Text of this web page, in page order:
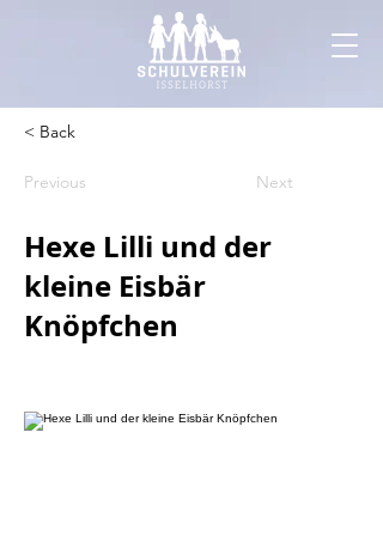
< Back
Previous Next
Hexe Lilli und der
kleine Eisbär
Knöpfchen